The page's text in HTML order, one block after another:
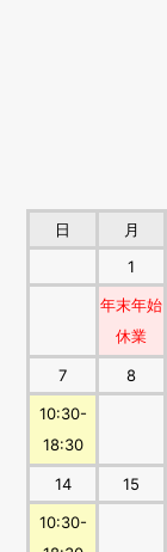
日 月
1
年末年始
休業
7 8
10:30-
18:30
14 15
10:30-